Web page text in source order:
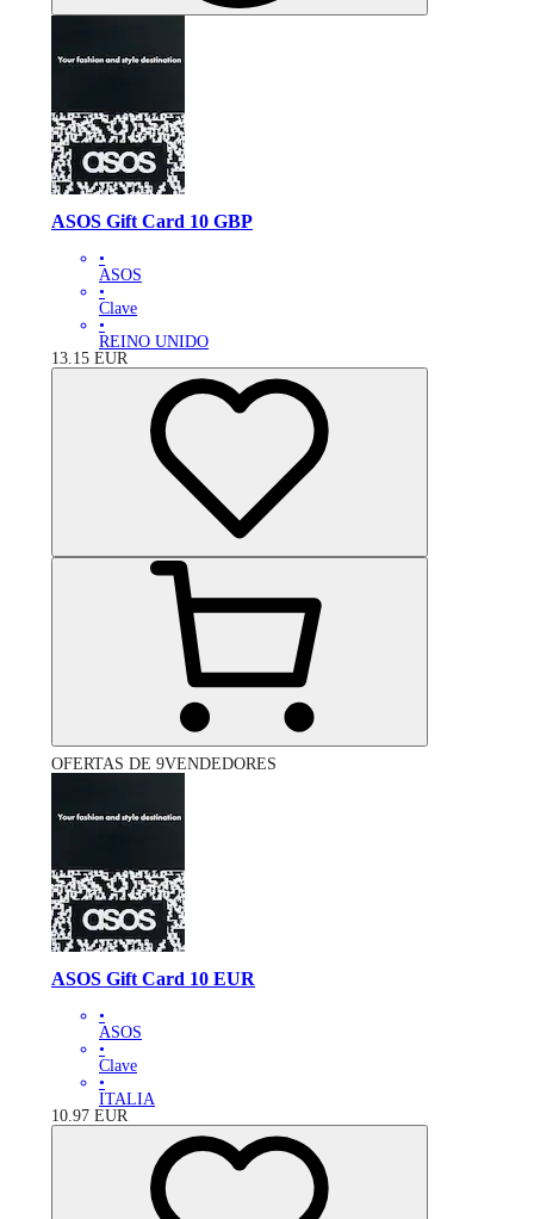
ASOS Gift Card 10 GBP
•
ASOS
•
Clave
•
REINO UNIDO
13.15 EUR
OFERTAS DE 9VENDEDORES
ASOS Gift Card 10 EUR
•
ASOS
•
Clave
•
ITALIA
10.97 EUR